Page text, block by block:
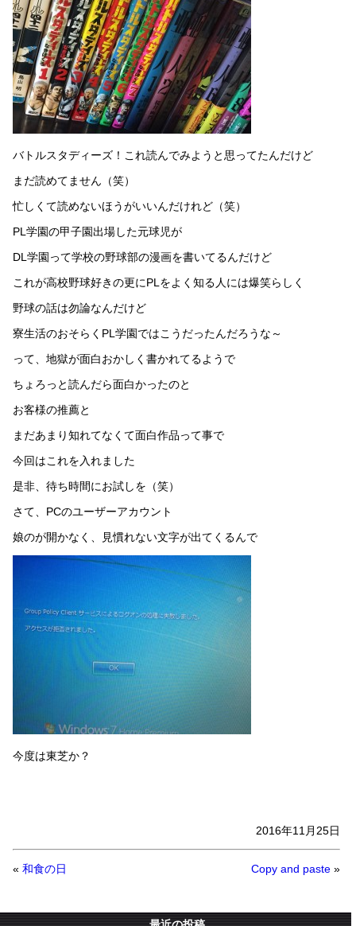
バトルスタディーズ！これ読んでみようと思ってたんだけど
まだ読めてません（笑）
忙しくて読めないほうがいいんだけれど（笑）
PL学園の甲子園出場した元球児が
DL学園って学校の野球部の漫画を書いてるんだけど
これが高校野球好きの更にPLをよく知る人には爆笑らしく
野球の話は勿論なんだけど
寮生活のおそらくPL学園ではこうだったんだろうな～
って、地獄が面白おかしく書かれてるようで
ちょろっと読んだら面白かったのと
お客様の推薦と
まだあまり知れてなくて面白作品って事で
今回はこれを入れました
是非、待ち時間にお試しを（笑）
さて、PCのユーザーアカウント
娘のが開かなく、見慣れない文字が出てくるんで
今度は東芝か？
2016年11月25日
« 和食の日 Copy and paste »